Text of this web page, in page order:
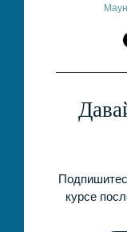
курсе